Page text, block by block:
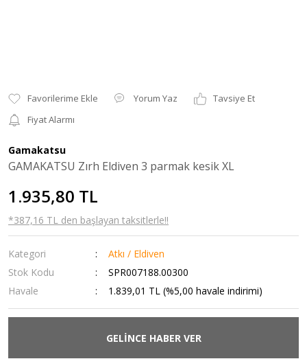
Yorum Yaz
Tavsiye Et
Fiyat Alarmı
Gamakatsu
GAMAKATSU Zırh Eldiven 3 parmak kesik XL
1.935,80 TL
*387,16 TL den başlayan taksitlerle!!
Kategori
Atkı / Eldiven
Stok Kodu
SPR007188.00300
Havale
1.839,01 TL (%5,00 havale indirimi)
GELİNCE HABER VER